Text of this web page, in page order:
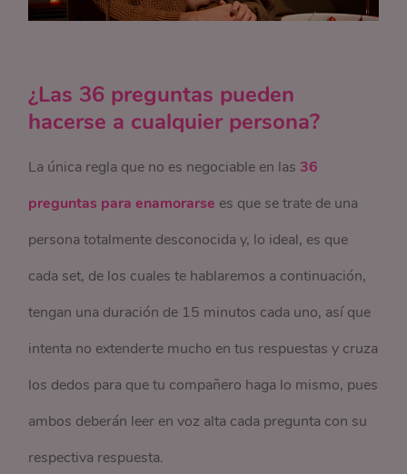
¿Las 36 preguntas pueden
hacerse a cualquier persona?
La única regla que no es negociable en las 36
preguntas para enamorarse es que se trate de una
persona totalmente desconocida y, lo ideal, es que
cada set, de los cuales te hablaremos a continuación,
tengan una duración de 15 minutos cada uno, así que
intenta no extenderte mucho en tus respuestas y cruza
los dedos para que tu compañero haga lo mismo, pues
ambos deberán leer en voz alta cada pregunta con su
respectiva respuesta.